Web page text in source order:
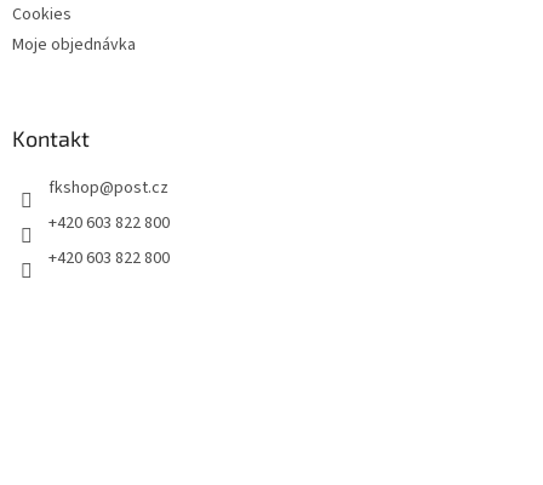
Cookies
Moje objednávka
Kontakt
fkshop@post.cz
+420 603 822 800
+420 603 822 800